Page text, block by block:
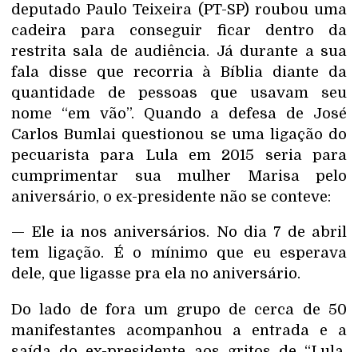
deputado Paulo Teixeira (PT-SP) roubou uma
cadeira para conseguir ficar dentro da
restrita sala de audiência. Já durante a sua
fala disse que recorria à Bíblia diante da
quantidade de pessoas que usavam seu
nome “em vão”. Quando a defesa de José
Carlos Bumlai questionou se uma ligação do
pecuarista para Lula em 2015 seria para
cumprimentar sua mulher Marisa pelo
aniversário, o ex-presidente não se conteve:
— Ele ia nos aniversários. No dia 7 de abril
tem ligação. É o mínimo que eu esperava
dele, que ligasse pra ela no aniversário.
Do lado de fora um grupo de cerca de 50
manifestantes acompanhou a entrada e a